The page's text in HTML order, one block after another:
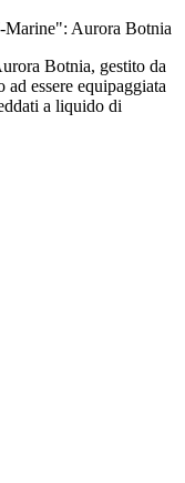
Marine": Aurora Botnia
Botnia, gestito da
essere equipaggiata
a liquido di